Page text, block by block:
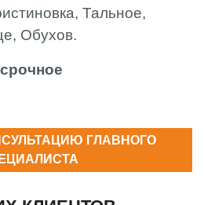
Тальное,
Обухов.
ГЛАВНОГО